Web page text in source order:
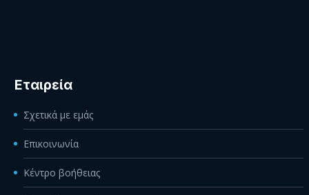
Εταιρεία
Σχετικά με εμάς
Επικοινωνία
Κέντρο βοήθειας